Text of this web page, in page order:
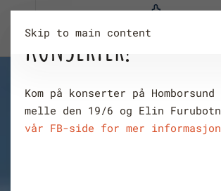
Skip to main content
KONSERTER!
Kom på konserter på
melle den 19/6 og Elin
vår FB-side for mer informasjon